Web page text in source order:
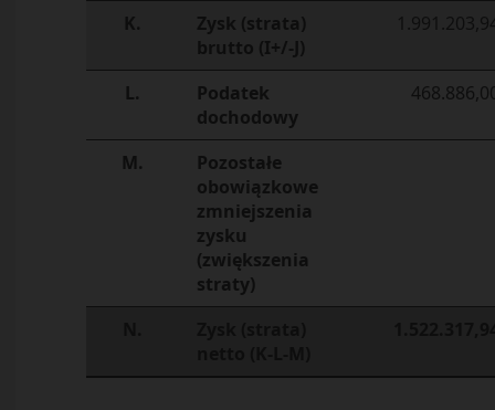
K.
Zysk (strata)
brutto (I+/-J)
L.
Podatek
dochodowy
M.
Pozostałe
obowiązkowe
zmniejszenia
zysku
(zwiększenia
straty)